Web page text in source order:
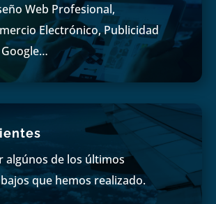
Web Profesional,
Electrónico, Publicidad
algúnos de los últimos
que hemos realizado.